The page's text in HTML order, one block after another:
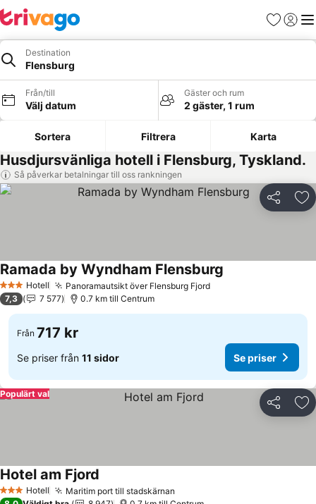
Favoriter
Logga
Destination
Flensburg
Från/till
Välj datum
Gäster och rum
2 gäster, 1 rum
Sortera Filtrera Karta
Husdjursvänliga hotell i Flensburg, Tyskland.
Så påverkar betalningar till oss rankningen
Dela
3 StjärnorHotell Panoramautsikt över Flensburg Fjord
Ramada by Wyndham Flensburg
7,3 7 577 0.7 km till Centrum
Från 717 kr
Se priser från 11 sidor Se priser
Dela
Populärt val
3 StjärnorHotell Maritim port till stadskärnan
Hotel am Fjord